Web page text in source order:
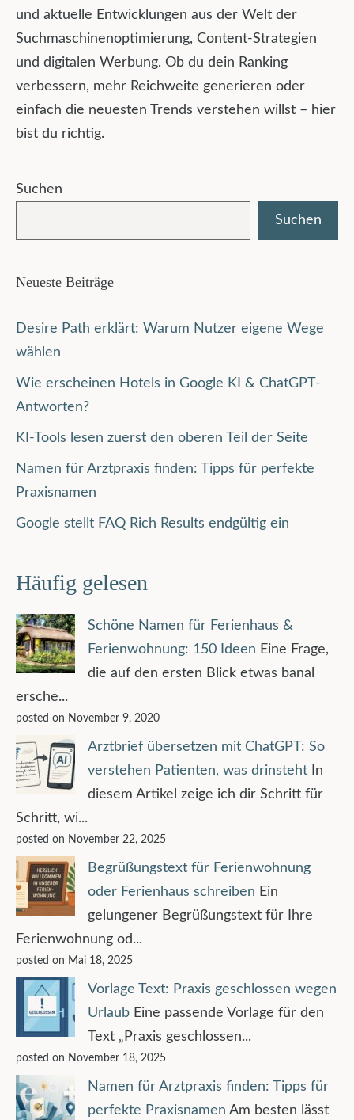
und aktuelle Entwicklungen aus der Welt der
Suchmaschinenoptimierung, Content-Strategien
und digitalen Werbung. Ob du dein Ranking
verbessern, mehr Reichweite generieren oder
einfach die neuesten Trends verstehen willst – hier
bist du richtig.
Suchen
Suchen
Neueste Beiträge
Desire Path erklärt: Warum Nutzer eigene Wege
wählen
Wie erscheinen Hotels in Google KI & ChatGPT-
Antworten?
KI-Tools lesen zuerst den oberen Teil der Seite
Namen für Arztpraxis finden: Tipps für perfekte
Praxisnamen
Google stellt FAQ Rich Results endgültig ein
Häufig gelesen
Schöne Namen für Ferienhaus &
Ferienwohnung: 150 Ideen Eine Frage,
die auf den ersten Blick etwas banal
ersche...
posted on November 9, 2020
Arztbrief übersetzen mit ChatGPT: So
verstehen Patienten, was drinsteht
In
diesem Artikel zeige ich dir Schritt für
Schritt, wi...
posted on November 22, 2025
Begrüßungstext für Ferienwohnung
oder Ferienhaus schreiben Ein
gelungener Begrüßungstext für Ihre
Ferienwohnung od...
posted on Mai 18, 2025
Vorlage Text: Praxis geschlossen wegen
Urlaub Eine passende Vorlage für den
Text „Praxis geschlossen...
posted on November 18, 2025
Namen für Arztpraxis finden: Tipps für
perfekte Praxisnamen Am besten lässt